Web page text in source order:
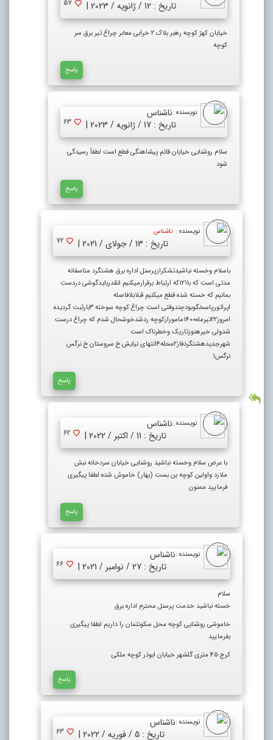
تاریخ : 12 / ژانویه / 2023 |
57
خیابان کهژ کوچه رهبر بلاک ۲ خرابی معابر چراغ تیر برق سر
کوچه
پاسخ
نویسنده :ناشناس
تاریخ : 17 / ژانویه / 2023 |
63
سلام روشنایی خیابان قائم پیشاهنگی قطع است لطفاً رسیدگی
شود
پاسخ
نویسنده : ناشناس
تاریخ : 13 / جولای / 2021 | 72
باسلام وخسته نباشیدتشکرازپرسنل اداره برق هشتگرد متاسفانه
مدتی است که با۱۲۱که ارتباط برقرارمیکنیم انقدربایدگوشی دردست
بمانیم که خسته شده قطع میکنیم قبلابلافاصله
اپراتورپاسخگوبودچندوقتی است چراغ کوچه سوخته ۳بارثبت گردیده
امروز۲۲تیرماه۱۴۰۰مامورازکوچه ردشدخوشحال شدم که چراغ درست
شدولی خیرهنوزتاریک وخطرناک است
شهرجدیدهشتگردفاز۲محله۴انتهای نیایش خ سروستان خ نرگس
نرگس۱
پاسخ
نویسنده :ناشناس
تاریخ : 11 / اکتبر / 2022 |
62
با عرض سلام وخسته نباشید روشنایی خیابان سردخانه نبش
ملارد واولین کوچه بن بست (بهار) خاموش شده لطفا پیگیری
فرمایید ممنون
پاسخ
نویسنده :ناشناس
تاریخ : 27 / نوامبر / 2021 |
66
سلام
خسته نباشید خدمت پرسنل محترم اداره برق
خاموشی روشنایی کوچه محل سکونتمان را داریم لطفا پیگیری
بفرمایید
کرج ۴۵ متری گلشهر خیابان ابوذر کوچه ملکی
پاسخ
نویسنده :ناشناس
تاریخ : 5 / فوریه / 2022 |
63